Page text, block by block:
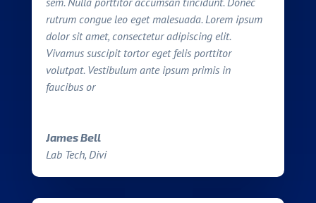
rutrum congue leo eget malesuada. Lorem ipsum
dolor sit amet, consectetur adipiscing elit.
Vivamus suscipit tortor eget felis porttitor
volutpat. Vestibulum ante ipsum primis in
faucibus or
James Bell
Lab Tech, Divi